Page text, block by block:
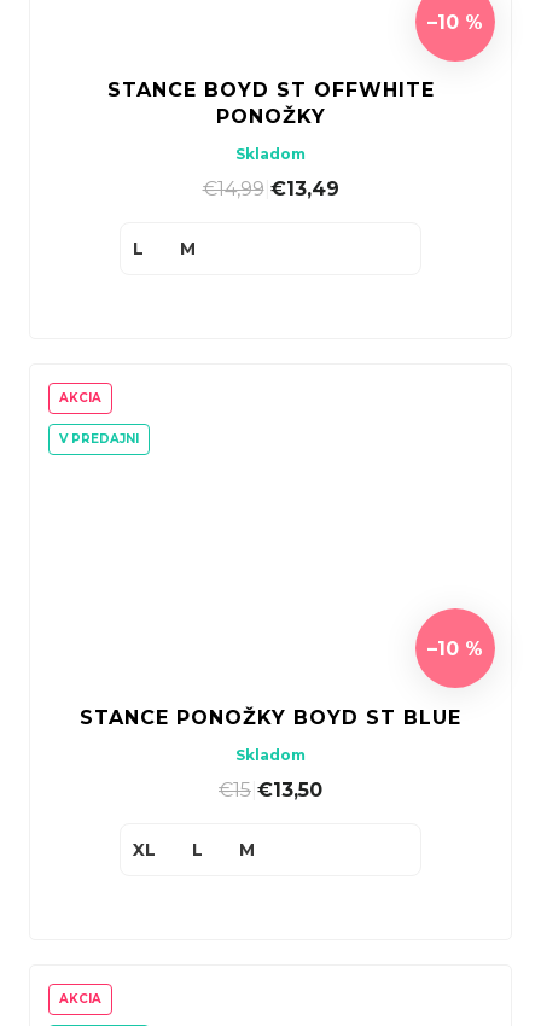
–10 %
STANCE BOYD ST OFFWHITE
PONOŽKY
Skladom
€14,99| €13,49
L M
AKCIA
V PREDAJNI
–10 %
STANCE PONOŽKY BOYD ST BLUE
Skladom
€15 €13,50
XL L M
AKCIA